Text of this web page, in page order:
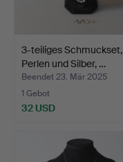
3-teiliges Schmuckset,
Perlen und Silber, …
Beendet 23. Mär 2025
1 Gebot
32 USD